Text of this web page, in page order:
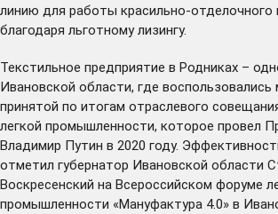
линию для работы красильно-отделочного
благодаря льготному лизингу.
Текстильное предприятие в Родниках –
Ивановской области, где
принятой по итогам отраслевого
легкой промышленности, которое провел
Владимир Путин в 2020 году.
отметил губернатор Ивановской области
Воскресенский на Всероссийском форуме
промышленности «Мануфактура 4.0» в